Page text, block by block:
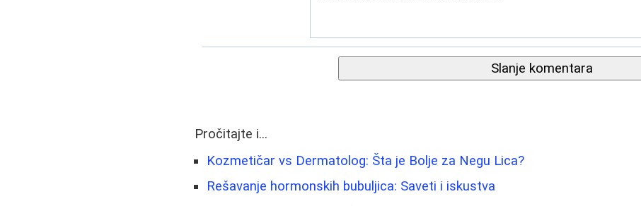
Slanje komentara
Pročitajte i...
Kozmetičar vs Dermatolog: Šta je Bolje za Negu Lica?
Rešavanje hormonskih bubuljica: Saveti i iskustva